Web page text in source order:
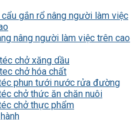
gắn rổ nâng người làm việc
nâng người làm việc trên cao
chở xăng dầu
chở hóa chất
phun tưới nước rửa đường
chở thức ăn chăn nuôi
chở thực phẩm